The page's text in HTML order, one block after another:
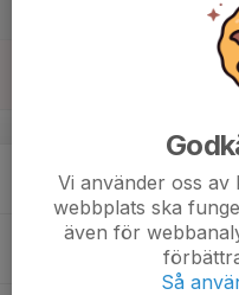
Vi använder oss
webbplats ska
även för
Så